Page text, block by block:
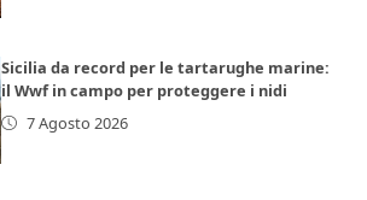
Sicilia da record per le tartarughe marine:
il Wwf in campo per proteggere i nidi
7 Agosto 2026